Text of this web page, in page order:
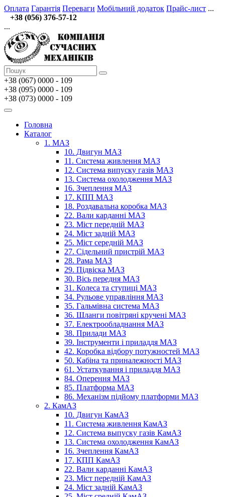
Оплата Гарантія Переваги Мобільний додаток Прайс-лист ...
+38 (056) 376-57-12
...
+38 (067) 0000 - 109
+38 (095) 0000 - 109
+38 (073) 0000 - 109
Головна
Каталог
1. МАЗ
10. Двигун МАЗ
11. Система живлення МАЗ
12. Система випуску газів МАЗ
13. Система охолодження МАЗ
16. Зчеплення МАЗ
17. КПП МАЗ
18. Роздавальна коробка МАЗ
22. Вали карданні МАЗ
23. Міст передній МАЗ
24. Міст задній МАЗ
25. Міст середній МАЗ
27. Сідельний пристрій МАЗ
28. Рама МАЗ
29. Підвіска МАЗ
30. Вісь передня МАЗ
31. Колеса та ступиці МАЗ
34. Рульове управління МАЗ
35. Гальмівна система МАЗ
36. Шланги повітряні кручені МАЗ
37. Електрообладнання МАЗ
38. Прилади МАЗ
39. Інструменти і приладдя МАЗ
42. Коробка відбору потужностей МАЗ
50. Кабіна та приналежності МАЗ
61. Устаткування і приладдя МАЗ
84. Оперення МАЗ
85. Платформа МАЗ
86. Механізм підйому платформи МАЗ
2. КамАЗ
10. Двигун КамАЗ
11. Система живлення КамАЗ
12. Система выпуску газів КамАЗ
13. Система охолодження КамАЗ
16. Зчеплення КамАЗ
17. КПП КамАЗ
22. Вали карданні КамАЗ
23. Міст передній КамАЗ
24. Міст задній КамАЗ